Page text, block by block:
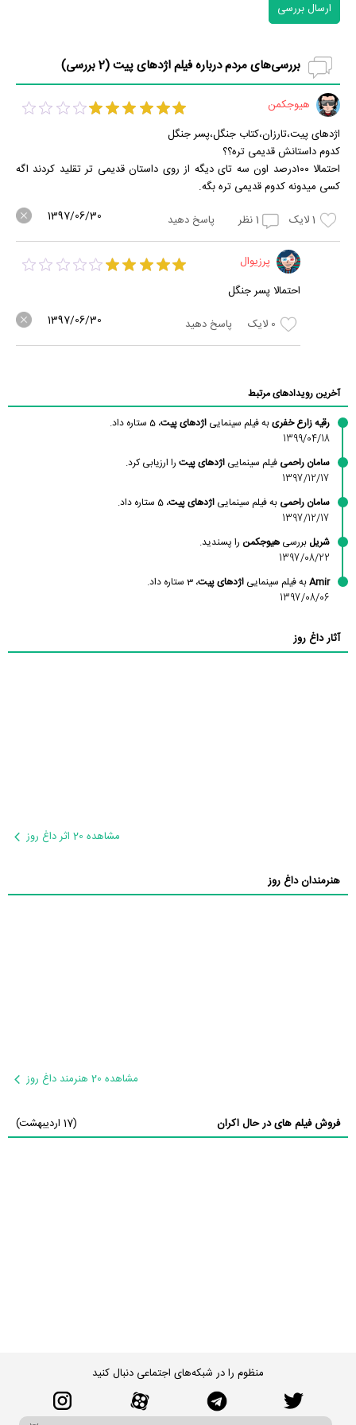
ارسال بررسی
بررسی‌های مردم درباره فیلم اژدهای پیت (2بررسی)
هیوجکمن
اژدهای پیت،تارزان،کتاب جنگل،پسر جنگل
کدوم داستانش قدیمی تره؟؟
احتمالا ۱۰۰درصد اون سه تای دیگه از روی داستان قدیمی تر تقلید کردند اگه
کسی میدونه کدوم قدیمی تره بگه.
1لایک 1نظر پاسخ دهید 1397/06/30
پرزیوال
احتمالا پسر جنگل
0 لایک پاسخ دهید 1397/06/30
آخرین رویدادهای مرتبط
رقیه زارع خفریبه فیلم سینمایی اژدهای پیت، 5 ستاره داد.
1399/04/18
سامان راحمی فیلم سینمایی اژدهای پیت را ارزیابی کرد.
1397/12/17
سامان راحمی به فیلم سینمایی اژدهای پیت، 5 ستاره داد.
1397/12/17
شریل بررسی هیوجکمن را پسندید.
1397/08/22
Amirبه فیلم سینمایی اژدهای پیت، 3 ستاره داد.
1397/08/06
آثار داغ روز
مشاهده 20 اثر داغ روز
هنرمندان داغ روز
مشاهده 20 هنرمند داغ روز
فروش فیلم های در حال اکران (17 اردیبهشت)
منظوم را در شبکه‌های اجتماعی دنبال کنید